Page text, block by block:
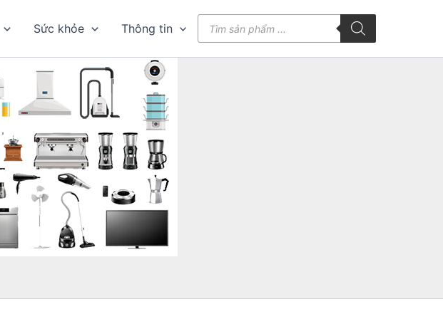
Sức khỏe Thông tin
kiếm